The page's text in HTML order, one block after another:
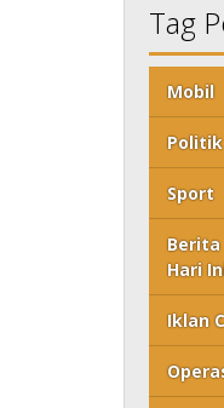
Tag
Mobil
Politik
Sport
Berita
Hari
Iklan